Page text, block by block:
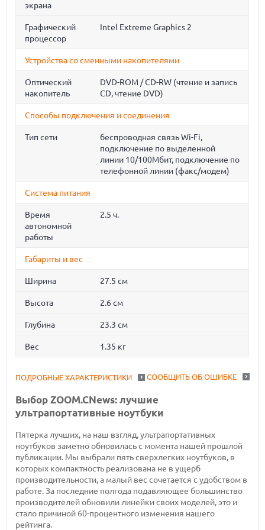
экрана
Графический
процессор
Intel Extreme Graphics 2
Устройства со сменными накопителями
Оптический
накопитель
DVD-ROM / CD-RW (чтение и запись
CD, чтение DVD)
Способы подключения и соединения
Тип сети
беспроводная связь Wi-Fi,
подключение по выделенной
линии 10/100Мбит, подключение по
телефонной линии (факс/модем)
Система питания
Время
автономной
работы
2.5 ч.
Габариты и вес
Ширина 27.5 см
Высота 2.6 см
Глубина 23.3 см
Вес 1.35 кг
СООБЩИТЬ ОБ ОШИБКЕ
ПОДРОБНЫЕ ХАРАКТЕРИСТИКИ
Выбор ZOOM.CNews: лучшие
ультрапортативные ноутбуки
Пятерка лучших, на наш взгляд, ультрапортативных
ноутбуков заметно обновилась с момента нашей прошлой
публикации. Мы выбрали пять сверхлегких ноутбуков, в
которых компактность реализована не в ущерб
производительности, а малый вес сочетается с удобством в
работе. За последние полгода подавляющее большинство
производителей обновили линейки своих моделей, это и
стало причиной 60-процентного изменения нашего
рейтинга.